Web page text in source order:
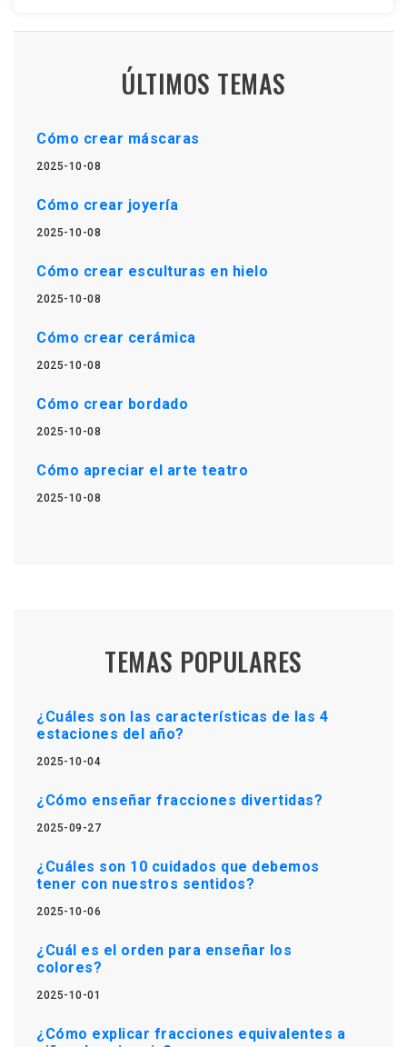
ÚLTIMOS TEMAS
Cómo crear máscaras
2025-10-08
Cómo crear joyería
2025-10-08
Cómo crear esculturas en hielo
2025-10-08
Cómo crear cerámica
2025-10-08
Cómo crear bordado
2025-10-08
Cómo apreciar el arte teatro
2025-10-08
TEMAS POPULARES
¿Cuáles son las características de las 4
estaciones del año?
2025-10-04
¿Cómo enseñar fracciones divertidas?
2025-09-27
¿Cuáles son 10 cuidados que debemos
tener con nuestros sentidos?
2025-10-06
¿Cuál es el orden para enseñar los
colores?
2025-10-01
¿Cómo explicar fracciones equivalentes a